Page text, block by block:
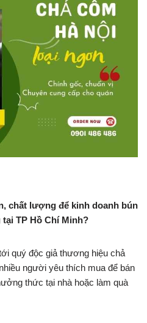
chất lượng để kinh doanh bún
tại TP Hồ Chí Minh?
quý độc giả thương hiệu chả
người yêu thích mua để bán
thức tại nhà hoặc làm quà